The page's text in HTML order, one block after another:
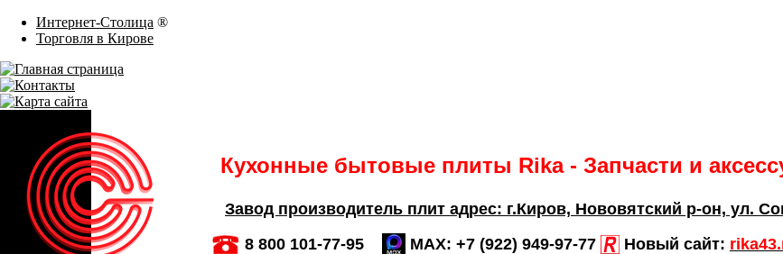
Интернет-Столица ®
Торговля в Кирове
Кухонные бытовые плиты Rika - Запчасти и
Завод производитель плит адрес: г.Киров, Нововятский р-он, ул.
8 800 101-77-95
MAX: +7 (922) 949-97-77 Новый сайт: